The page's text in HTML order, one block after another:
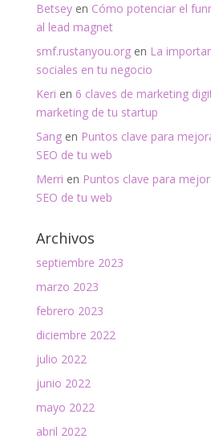
Betseyen Cómo potenciar el
al lead magnet
smf.rustanyou.orgen La
sociales en tu negocio
Keri en 6 claves de marketing
marketing de tu startup
Sangen Puntos clave para
SEO de tu web
Merri en Puntos clave para
SEO de tu web
Archivos
septiembre 2023
marzo 2023
febrero 2023
diciembre 2022
julio 2022
junio 2022
mayo 2022
abril 2022